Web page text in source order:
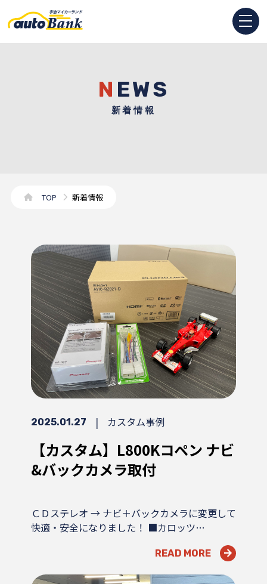
NEWS
新着情報
TOP 新着情報
2025.01.27 | カスタム事例
【カスタム】L800Kコペン ナビ
&バックカメラ取付
ＣＤステレオ → ナビ＋バックカメラに変更して
快適・安全になりました！ ■カロッツ…
READ MORE